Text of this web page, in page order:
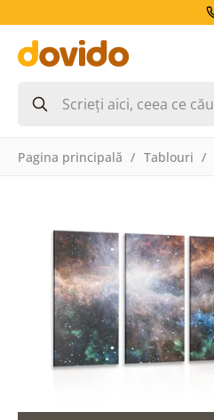
Pagina principală Tablouri